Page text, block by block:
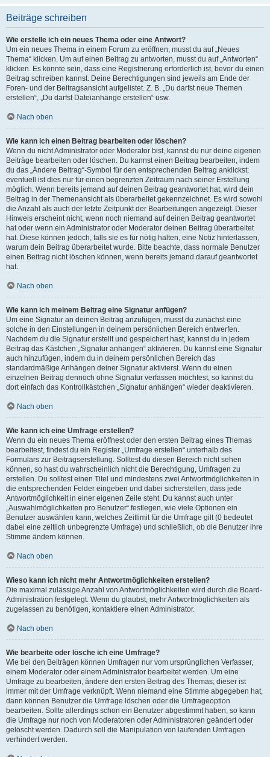
Beiträge schreiben
Wie erstelle ich ein neues Thema oder eine Antwort?
Um ein neues Thema in einem Forum zu eröffnen, musst du auf „Neues
Thema“ klicken. Um auf einen Beitrag zu antworten, musst du auf „Antworten“
klicken. Es könnte sein, dass eine Registrierung erforderlich ist, bevor du einen
Beitrag schreiben kannst. Deine Berechtigungen sind jeweils am Ende der
Foren- und der Beitragsansicht aufgelistet. Z. B. „Du darfst neue Themen
erstellen“, „Du darfst Dateianhänge erstellen“ usw.
Nach oben
Wie kann ich einen Beitrag bearbeiten oder löschen?
Wenn du nicht Administrator oder Moderator bist, kannst du nur deine eigenen
Beiträge bearbeiten oder löschen. Du kannst einen Beitrag bearbeiten, indem
du das „Ändere Beitrag“-Symbol für den entsprechenden Beitrag anklickst;
eventuell ist dies nur für einen begrenzten Zeitraum nach seiner Erstellung
möglich. Wenn bereits jemand auf deinen Beitrag geantwortet hat, wird dein
Beitrag in der Themenansicht als überarbeitet gekennzeichnet. Es wird sowohl
die Anzahl als auch der letzte Zeitpunkt der Bearbeitungen angezeigt. Dieser
Hinweis erscheint nicht, wenn noch niemand auf deinen Beitrag geantwortet
hat oder wenn ein Administrator oder Moderator deinen Beitrag überarbeitet
hat. Diese können jedoch, falls sie es für nötig halten, eine Notiz hinterlassen,
warum dein Beitrag überarbeitet wurde. Bitte beachte, dass normale Benutzer
einen Beitrag nicht löschen können, wenn bereits jemand darauf geantwortet
hat.
Nach oben
Wie kann ich meinem Beitrag eine Signatur anfügen?
Um eine Signatur an deinen Beitrag anzufügen, musst du zunächst eine
solche in den Einstellungen in deinem persönlichen Bereich entwerfen.
Nachdem du die Signatur erstellt und gespeichert hast, kannst du in jedem
Beitrag das Kästchen „Signatur anhängen“ aktivieren. Du kannst eine Signatur
auch hinzufügen, indem du in deinem persönlichen Bereich das
standardmäßige Anhängen deiner Signatur aktivierst. Wenn du einen
einzelnen Beitrag dennoch ohne Signatur verfassen möchtest, so kannst du
dort einfach das Kontrollkästchen „Signatur anhängen“ wieder deaktivieren.
Nach oben
Wie kann ich eine Umfrage erstellen?
Wenn du ein neues Thema eröffnest oder den ersten Beitrag eines Themas
bearbeitest, findest du ein Register „Umfrage erstellen“ unterhalb des
Formulars zur Beitragserstellung. Solltest du diesen Bereich nicht sehen
können, so hast du wahrscheinlich nicht die Berechtigung, Umfragen zu
erstellen. Du solltest einen Titel und mindestens zwei Antwortmöglichkeiten in
die entsprechenden Felder eingeben und dabei sicherstellen, dass jede
Antwortmöglichkeit in einer eigenen Zeile steht. Du kannst auch unter
„Auswahlmöglichkeiten pro Benutzer“ festlegen, wie viele Optionen ein
Benutzer auswählen kann, welches Zeitlimit für die Umfrage gilt (0 bedeutet
dabei eine zeitlich unbegrenzte Umfrage) und schließlich, ob die Benutzer ihre
Stimme ändern können.
Nach oben
Wieso kann ich nicht mehr Antwortmöglichkeiten erstellen?
Die maximal zulässige Anzahl von Antwortmöglichkeiten wird durch die Board-
Administration festgelegt. Wenn du glaubst, mehr Antwortmöglichkeiten als
zugelassen zu benötigen, kontaktiere einen Administrator.
Nach oben
Wie bearbeite oder lösche ich eine Umfrage?
Wie bei den Beiträgen können Umfragen nur vom ursprünglichen Verfasser,
einem Moderator oder einem Administrator bearbeitet werden. Um eine
Umfrage zu bearbeiten, ändere den ersten Beitrag des Themas; dieser ist
immer mit der Umfrage verknüpft. Wenn niemand eine Stimme abgegeben hat,
dann können Benutzer die Umfrage löschen oder die Umfrageoption
bearbeiten. Sollte allerdings schon ein Benutzer abgestimmt haben, so kann
die Umfrage nur noch von Moderatoren oder Administratoren geändert oder
gelöscht werden. Dadurch soll die Manipulation von laufenden Umfragen
verhindert werden.